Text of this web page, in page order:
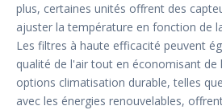
plus, certaines unités offrent des
ajuster la température en fonction de
Les filtres à haute efficacité peuvent
qualité de l'air tout en économisant de
options climatisation durable, telles
avec les énergies renouvelables,